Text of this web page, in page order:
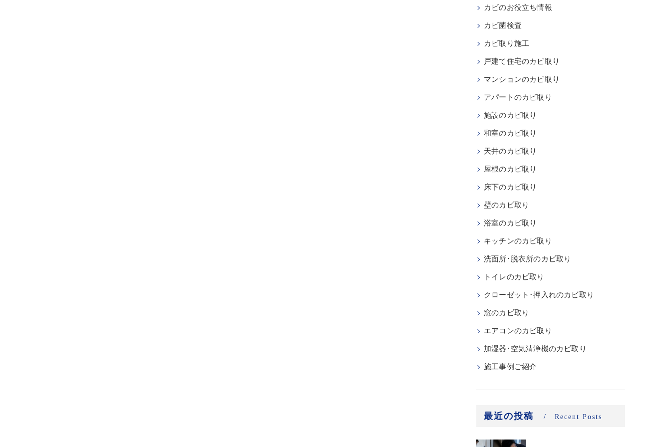
カビのお役立ち情報
カビ菌検査
カビ取り施工
戸建て住宅のカビ取り
マンションのカビ取り
アパートのカビ取り
施設のカビ取り
和室のカビ取り
天井のカビ取り
屋根のカビ取り
床下のカビ取り
壁のカビ取り
浴室のカビ取り
キッチンのカビ取り
洗面所･脱衣所のカビ取り
トイレのカビ取り
クローゼット･押入れのカビ取り
窓のカビ取り
エアコンのカビ取り
加湿器･空気清浄機のカビ取り
施工事例ご紹介
最近の投稿 Recent Posts